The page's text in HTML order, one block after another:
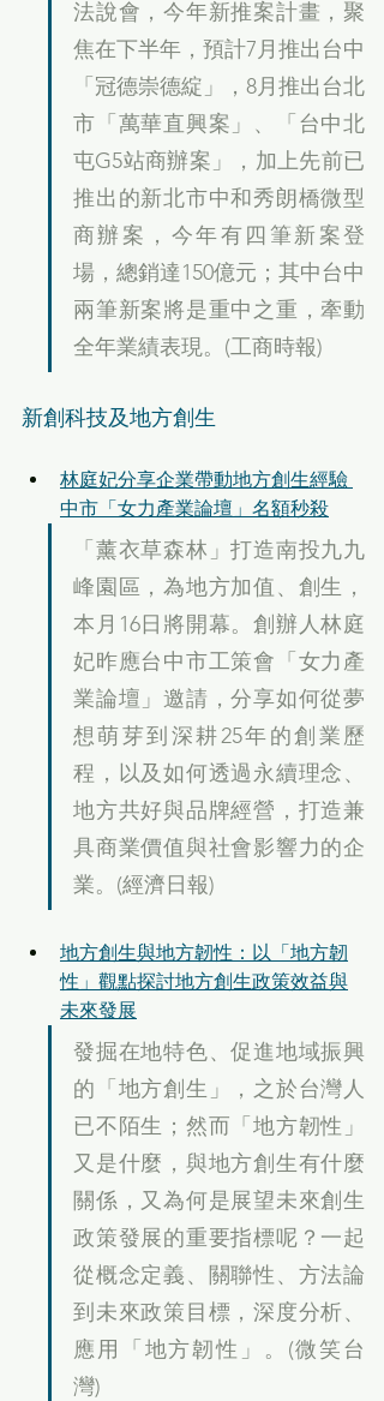
法說會，今年新推案計畫，聚
焦在下半年，預計7月推出台中
「冠德崇德綻」，8月推出台北
市「萬華直興案」、「台中北
屯G5站商辦案」，加上先前已
推出的新北市中和秀朗橋微型
商辦案，今年有四筆新案登
場，總銷達150億元；其中台中
兩筆新案將是重中之重，牽動
全年業績表現。(工商時報)
新創科技及地方創生
林庭妃分享企業帶動地方創生經驗
中市「女力產業論壇」名額秒殺
「薰衣草森林」打造南投九九
峰園區，為地方加值、創生，
本月16日將開幕。創辦人林庭
妃昨應台中市工策會「女力產
業論壇」邀請，分享如何從夢
想萌芽到深耕25年的創業歷
程，以及如何透過永續理念、
地方共好與品牌經營，打造兼
具商業價值與社會影響力的企
業。(經濟日報)
地方創生與地方韌性：以「地方韌
性」觀點探討地方創生政策效益與
未來發展
發掘在地特色、促進地域振興
的「地方創生」，之於台灣人
已不陌生；然而「地方韌性」
又是什麼，與地方創生有什麼
關係，又為何是展望未來創生
政策發展的重要指標呢？一起
從概念定義、關聯性、方法論
到未來政策目標，深度分析、
應用「地方韌性」。(微笑台
灣)